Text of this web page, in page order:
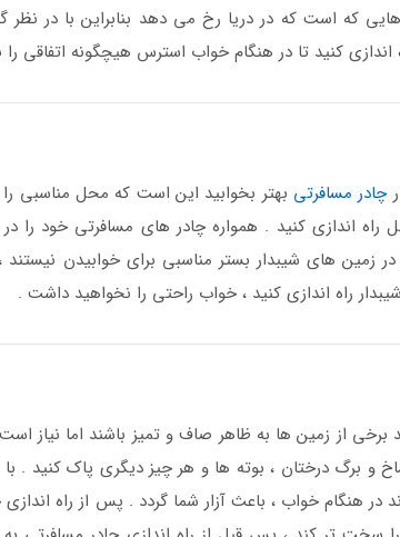
که است که در دریا رخ می دهد بنابراین با در نظر
کنید تا در هنگام خواب استرس هیچگونه اتفاقی را
چادر مسافرتی بهتر بخوابید این است که محل مناسبی را
اندازی کنید . همواره چادر های مسافرتی خود را
زمین های شیبدار بستر مناسبی برای خوابیدن نیستند
راه اندازی کنید ، خواب راحتی را نخواهید داشت .
از زمین ها به ظاهر صاف و تمیز باشند اما نیاز
و برگ درختان ، بوته ها و هر چیز دیگری پاک کنید .
هنگام خواب ، باعث آزار شما گردد . پس از راه اندازی